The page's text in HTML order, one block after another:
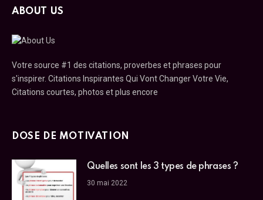
ABOUT US
Votre source #1 des citations, proverbes et phrases pour
s'inspirer. Citations Inspirantes Qui Vont Changer Votre Vie,
Citations courtes, photos et plus encore
DOSE DE MOTIVATION
Quelles sont les 3 types de phrases ?
30 mai 2022